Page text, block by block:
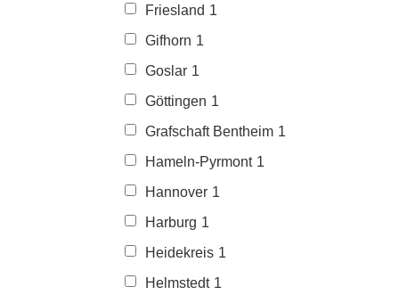
Friesland 1
Gifhorn 1
Goslar 1
Göttingen 1
Grafschaft Bentheim 1
Hameln-Pyrmont 1
Hannover 1
Harburg 1
Heidekreis 1
Helmstedt 1